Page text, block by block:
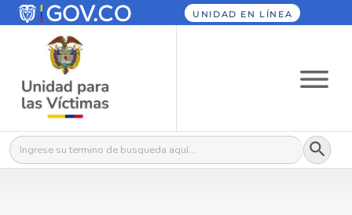
UNIDAD EN LÍNEA
Buscar: Botón